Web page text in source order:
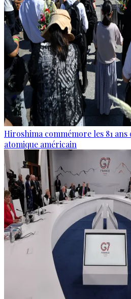
Hiroshima commémore les 81
atomique américain